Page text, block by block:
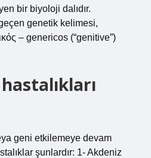
bir biyoloji dalıdır.
genetik kelimesi,
– genericos (“genitive”)
geni etkilemeye devam
şunlardır: 1- Akdeniz